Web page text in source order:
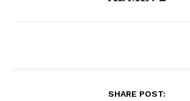
SHARE POST: